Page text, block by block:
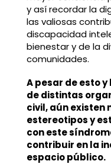
y así recordar la
las valiosas
discapacidad
bienestar y de la
comunidades.
A pesar de esto
de distintas
civil, aún existen
estereotipos y
con este
contribuir en la
espacio público.